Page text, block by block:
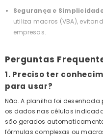
Segurança e
utiliza macros (VBA),
empresas.
Perguntas
1. Preciso ter
para usar?
Não. A planilha foi desenhada
os dados nas células
são gerados
fórmulas complexas ou